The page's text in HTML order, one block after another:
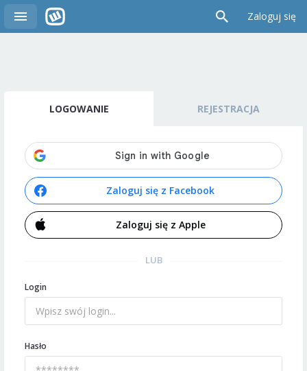
Zaloguj się
LOGOWANIE REJESTRACJA
Zaloguj się z Facebook
Zaloguj się z Apple
LUB
Login
Hasło